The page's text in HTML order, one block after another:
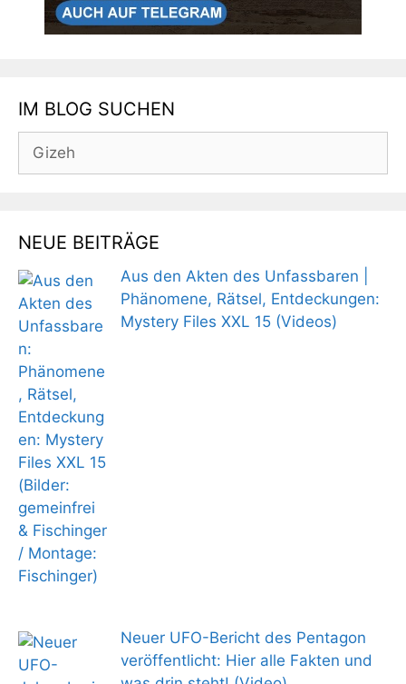
IM BLOG SUCHEN
nach:
NEUE BEITRÄGE
Aus den Akten des Unfassbaren |
Phänomene, Rätsel, Entdeckungen:
Mystery Files XXL 15 (Videos)
Neuer UFO-Bericht des Pentagon
veröffentlicht: Hier alle Fakten und